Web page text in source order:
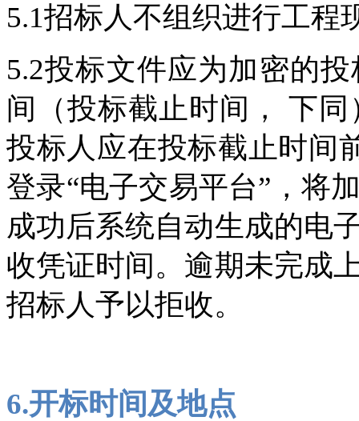
5.1招标人不组织进行工程
5.2投标文件应为加密的
间（投标截止时间， 下同
投标人应在投标截止时间
登录“电子交易平台”，将
成功后系统自动生成的电
收凭证时间。逾期未完成
招标人予以拒收。
6.开标时间及地点